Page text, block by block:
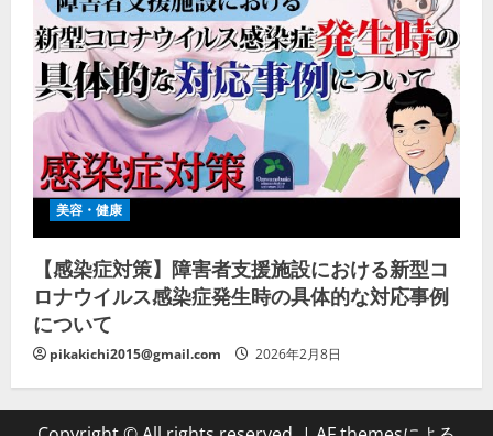
美容・健康
【感染症対策】障害者支援施設における新型コ
ロナウイルス感染症発生時の具体的な対応事例
について
pikakichi2015@gmail.com 2026年2月8日